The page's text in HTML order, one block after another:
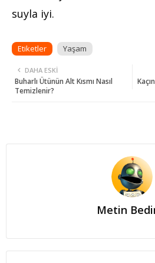
suyla iyi.
Etiketler Yaşam
DAHA ESKI
Buharlı Ütünün Alt Kısmı Nasıl
Temizlenir?
Metin